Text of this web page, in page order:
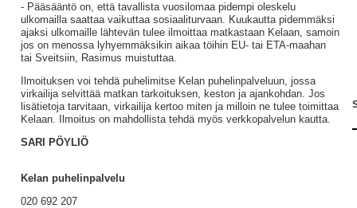
- Pääsääntö on, että tavallista vuosilomaa pidempi oleskelu
ulkomailla saattaa vaikuttaa sosiaaliturvaan. Kuukautta pidemmäksi
ajaksi ulkomaille lähtevän tulee ilmoittaa matkastaan Kelaan, samoin
jos on menossa lyhyemmäksikin aikaa töihin EU- tai ETA-maahan
tai Sveitsiin, Rasimus muistuttaa.
Ilmoituksen voi tehdä puhelimitse Kelan puhelinpalveluun, jossa
virkailija selvittää matkan tarkoituksen, keston ja ajankohdan. Jos
lisätietoja tarvitaan, virkailija kertoo miten ja milloin ne tulee toimittaa
Kelaan. Ilmoitus on mahdollista tehdä myös verkkopalvelun kautta.
SARI PÖYLIÖ
Kelan puhelinpalvelu
020 692 207